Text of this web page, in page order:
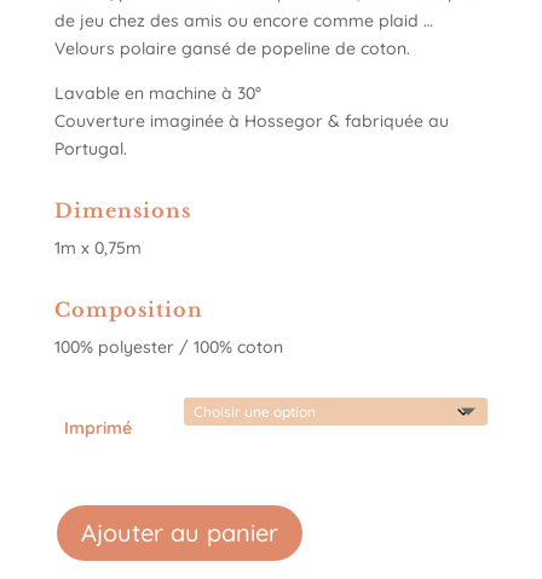
de jeu chez des amis ou encore comme plaid …
Velours polaire gansé de popeline de coton.
Lavable en machine à 30°
Couverture imaginée à Hossegor & fabriquée au
Portugal.
Dimensions
1m x 0,75m
Composition
100% polyester / 100% coton
Imprimé
Ajouter au panier